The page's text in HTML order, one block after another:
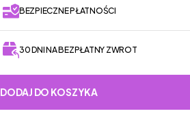
BEZPIECZNE PŁATNOŚCI
30 DNI NA BEZPŁATNY ZWROT
DODAJ DO KOSZYKA